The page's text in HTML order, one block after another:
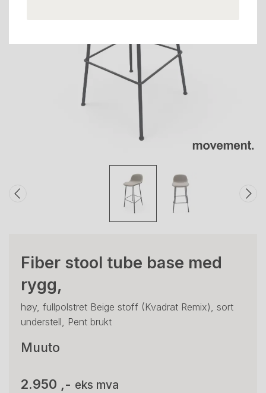
Fiber stool tube base med
rygg,
høy, fullpolstret Beige stoff (Kvadrat Remix), sort
understell, Pent brukt
Muuto
2.950 ,- eks mva